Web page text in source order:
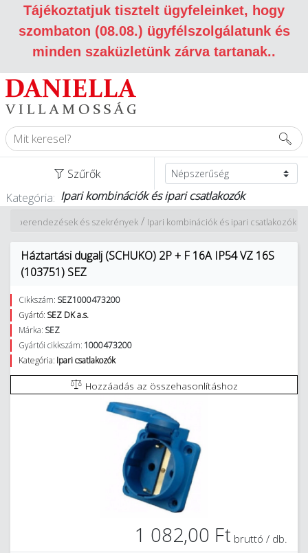
Tájékoztatjuk tisztelt ügyfeleinket, hogy
szombaton (08.08.) ügyfélszolgálatunk és
minden szaküzletünk zárva tartanak..
Szűrők
Kategória: Ipari kombinációk és ipari csatlakozók
Ipari kombinációk és ipari csatlakozók
/
és szekrények
Háztartási dugalj (SCHUKO) 2P + F 16A IP54 VZ 16S
(103751) SEZ
Cikkszám: SEZ1000473200
Gyártó: SEZ DK a.s.
Márka: SEZ
Gyártói cikkszám: 1000473200
Kategória: Ipari csatlakozók
Hozzáadás az összehasonlításhoz
1 082,00 Ft bruttó / db.